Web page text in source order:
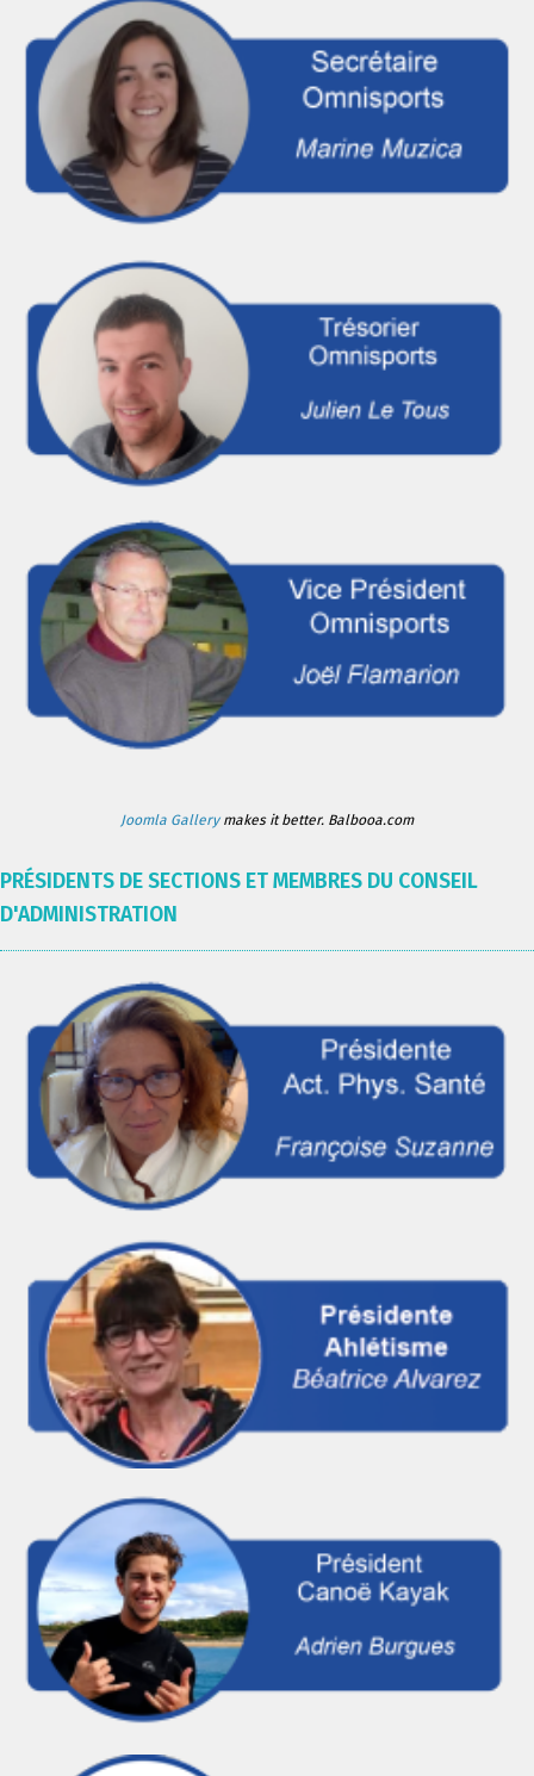
Joomla Gallerymakes it better. Balbooa.com
PRÉSIDENTS DE SECTIONS ET MEMBRES DU CONSEIL
D'ADMINISTRATION